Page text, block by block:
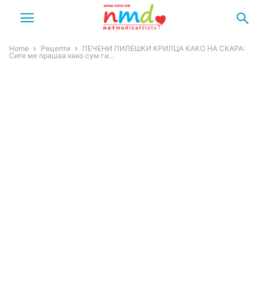
Home Рецепти
ПЕЧЕНИ ПИЛЕШКИ КРИЛЦА КАКО НА СКАРА:
Сите ме прашаа како сум ги...